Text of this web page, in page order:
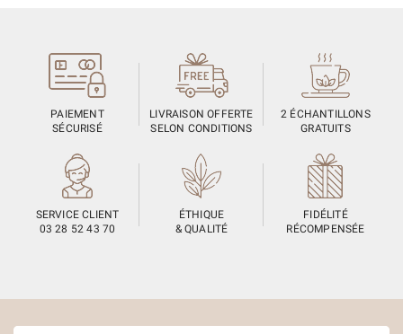
PAIEMENT
SÉCURISÉ
LIVRAISON OFFERTE
SELON CONDITIONS
2 ÉCHANTILLONS
GRATUITS
SERVICE CLIENT
03 28 52 43 70
ÉTHIQUE
& QUALITÉ
FIDÉLITÉ
RÉCOMPENSÉE